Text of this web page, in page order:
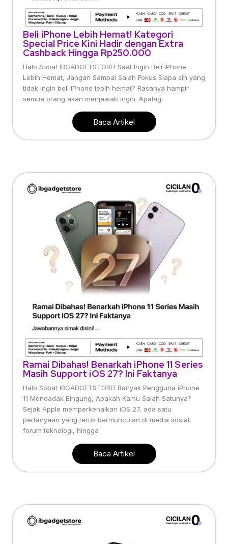
Beli iPhone Lebih Hemat! Kategori
Special Price Kini Hadir dengan Extra
Cashback Hingga Rp250.000
Halo Sobat IBGADGETSTORE! Saat Ingin Beli iPhone
Lebih Hemat, Jangan Sampai Salah Fokus Siapa sih yang
tidak ingin beli iPhone lebih hemat? Rasanya hampir
semua orang akan menjawab ingin. Apalagi
Baca Artikel
Ramai Dibahas! Benarkah iPhone 11 Series
Masih Support iOS 27? Ini Faktanya
Halo Sobat IBGADGETSTORE! Banyak Pengguna iPhone
11 Mendadak Bingung, Apakah Kamu Salah Satunya?
Sejak Apple memperkenalkan iOS 27, ada satu
pertanyaan yang terus bermunculan di media sosial,
forum teknologi, hingga
Baca Artikel